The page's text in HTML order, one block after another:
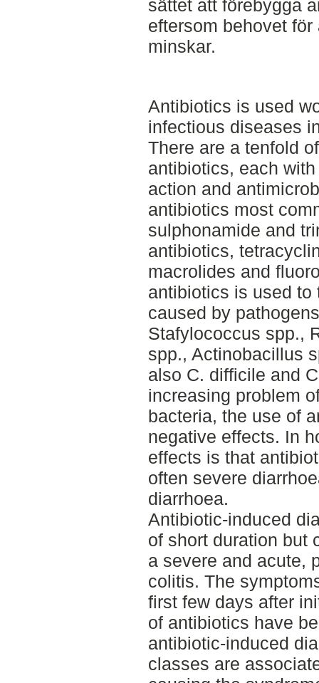
sättet att förebygga
eftersom behovet
minskar.
Antibiotics is used
infectious diseases
There are a tenfold
antibiotics, each
action and
antibiotics most
sulphonamide and
antibiotics,
macrolides and
antibiotics is used to
caused by
Stafylococcus spp.,
spp., Actinobacillus
also C. difficile and
increasing problem
bacteria, the use of
negative effects. In
effects is that
often severe
diarrhoea.
Antibiotic-induced
of short duration but
a severe and acute,
colitis. The
first few days after
of antibiotics have
antibiotic-induced
classes are